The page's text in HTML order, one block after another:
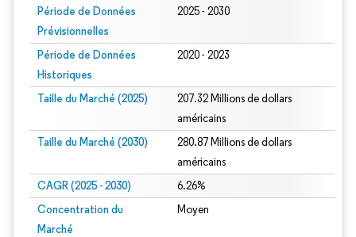
Période de Données
Prévisionnelles
2025 - 2030
Période de Données
Historiques
2020 - 2023
Taille du Marché (2025)
207.32 Millions de dollars
américains
Taille du Marché (2030)
280.87 Millions de dollars
américains
CAGR (2025 - 2030) 6.26%
Concentration du
Marché
Moyen